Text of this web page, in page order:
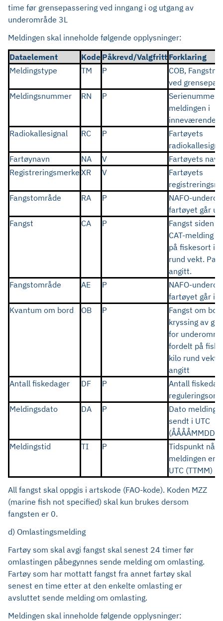
time før grensepassering ved inngang i og utgang av
underområde 3L
Meldingen skal inneholde følgende opplysninger:
Dataelement
Kode Påkrevd/Valgfritt Forklaring
Meldingstype
TM P
COB,
ved
Meldingsnummer
RN P
Serienummer
meldingen i
inneværende
Radiokallesignal
RC P
Fartøyets
Fartøynavn
NA V
Fartøyets navn
Registreringsmerke XR V
Fartøyets
Fangstområde
RA P
NAFO-
fartøyet går ut
Fangst
CA P
Fangst siden
CAT-melding
på fiskesort i
rund vekt.
angitt.
Fangstområde
AE P
NAFO-
fartøyet går
Kvantum om bord
OB P
Fangst om
kryssing av
for
fordelt på
kilo rund vekt.
angitt
Antall fiskedager
DF P
Antall
Meldingsdato
DA P
Dato
sendt i UTC
(ÅÅÅÅMMDD)
Meldingstid
TI P
Tidspunkt når
meldingen er
UTC (TTMM)
All fangst skal oppgis i artskode (FAO-kode). Koden MZZ
(marine fish not specified) skal kun brukes dersom
fangsten er 0.
d) Omlastingsmelding
Fartøy som skal avgi fangst skal senest 24 timer før
omlastingen påbegynnes sende melding om omlasting.
Fartøy som har mottatt fangst fra annet fartøy skal
senest en time etter at den enkelte omlasting er
avsluttet sende melding om omlasting.
Meldingen skal inneholde følgende opplysninger: